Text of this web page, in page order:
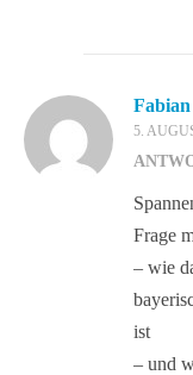
Fabian
5.
Frage
– wie
ist
– und